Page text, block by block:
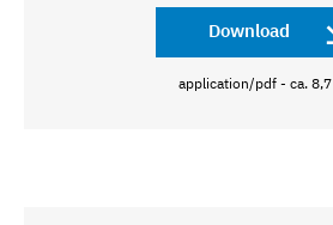
Download
application/pdf - ca. 8,7